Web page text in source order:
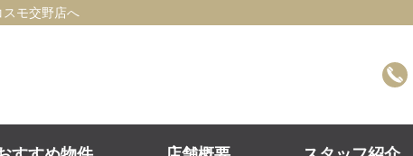
モ交野店へ